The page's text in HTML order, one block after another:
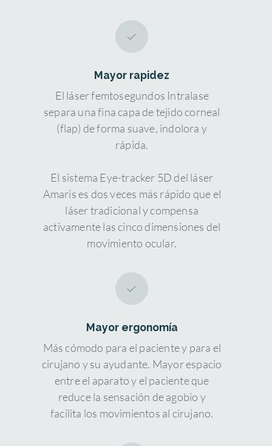
Mayor rapidez
El láser femtosegundos Intralase
separa una fina capa de tejido corneal
(flap) de forma suave, indolora y
rápida.
El sistema Eye-tracker 5D del láser
Amaris es dos veces más rápido que el
láser tradicional y compensa
activamente las cinco dimensiones del
movimiento ocular.
Mayor ergonomía
Más cómodo para el paciente y para el
cirujano y su ayudante. Mayor espacio
entre el aparato y el paciente que
reduce la sensación de agobio y
facilita los movimientos al cirujano.